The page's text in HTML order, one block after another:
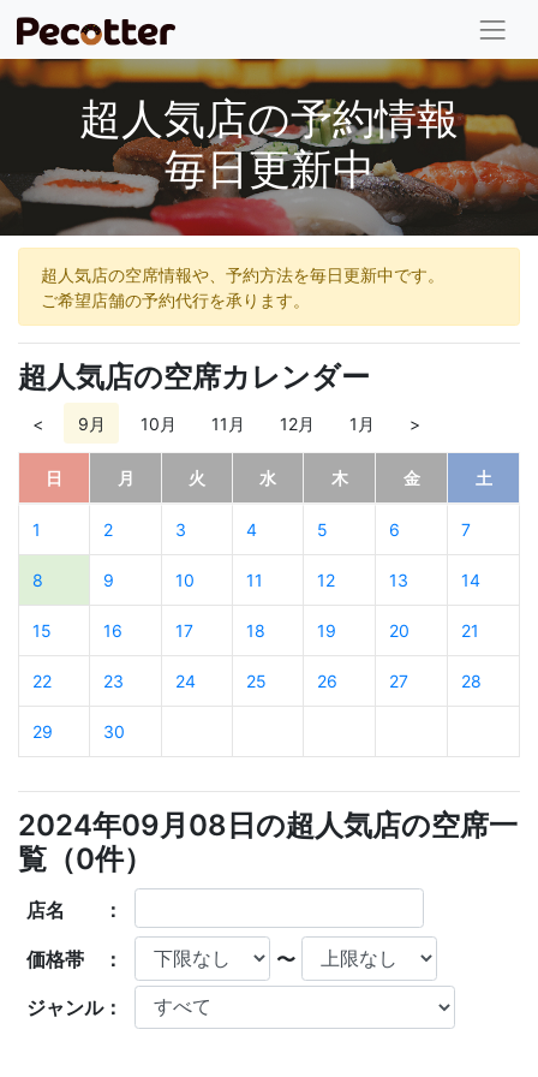
超人気店の予約情報
毎日更新中
超人気店の空席情報や、予約方法を毎日更新中です。
ご希望店舗の予約代行を承ります。
超人気店の空席カレンダー
< 9月 10月 11月 12月 1月 >
日 月 火 水 木 金 土
1 2 3 4 5 6 7
8 9 10 11 12 13 14
15 16 17 18 19 20 21
22 23 24 25 26 27 28
29 30
2024年09月08日の超人気店の空席一
覧（0件）
店名 ：
価格帯 ： 〜
ジャンル：